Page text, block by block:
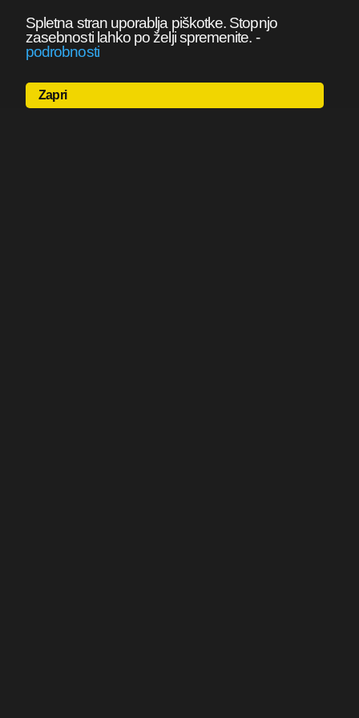
Spletna stran uporablja piškotke. Stopnjo
zasebnosti lahko po želji spremenite. -
podrobnosti
Zapri